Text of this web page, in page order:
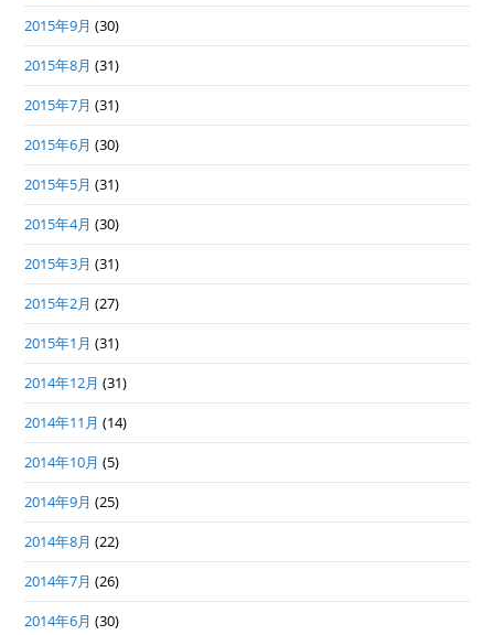
2015年9月 (30)
2015年8月 (31)
2015年7月 (31)
2015年6月 (30)
2015年5月 (31)
2015年4月 (30)
2015年3月 (31)
2015年2月 (27)
2015年1月 (31)
2014年12月 (31)
2014年11月 (14)
2014年10月 (5)
2014年9月 (25)
2014年8月 (22)
2014年7月 (26)
2014年6月 (30)